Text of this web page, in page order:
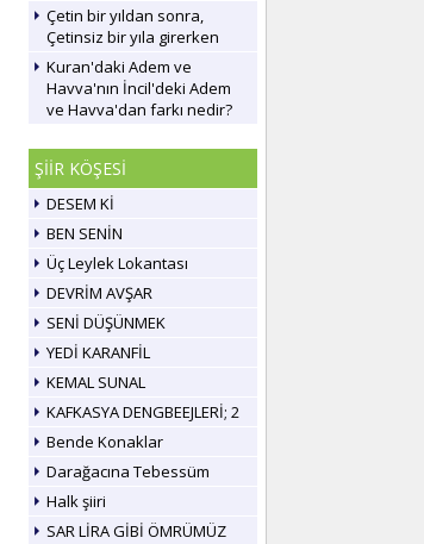
Çetin bir yıldan sonra,
Çetinsiz bir yıla girerken
Kuran'daki Adem ve
Havva'nın İncil'deki Adem
ve Havva'dan farkı nedir?
ŞİİR KÖŞESİ
DESEM Kİ
BEN SENİN
Üç Leylek Lokantası
DEVRİM AVŞAR
SENİ DÜŞÜNMEK
YEDİ KARANFİL
KEMAL SUNAL
KAFKASYA DENGBEEJLERİ; 2
Bende Konaklar
Darağacına Tebessüm
Halk şiiri
SAR LİRA GİBİ ÖMRÜMÜZ